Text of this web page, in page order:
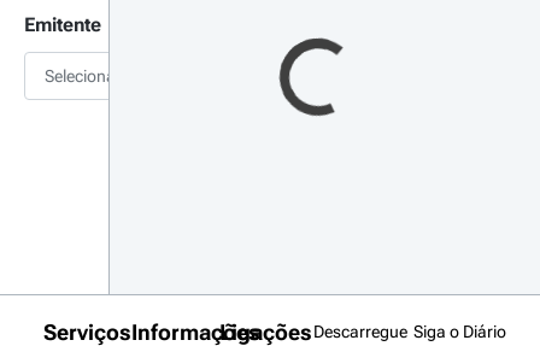
Emitente
Selecionar
ServiçosInformaçõesLigaçõesDescarregue Siga o Diário